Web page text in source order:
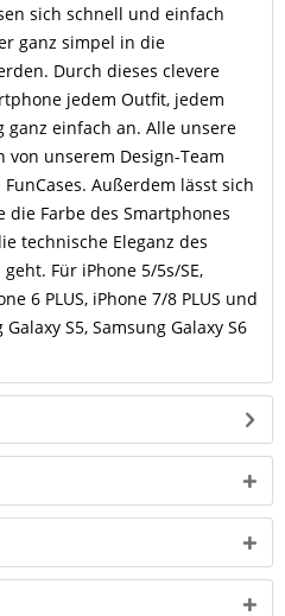
sich schnell und einfach
ganz simpel in die
Durch dieses clevere
jedem Outfit, jedem
ganz einfach an. Alle unsere
unserem Design-Team
Außerdem lässt sich
Farbe des Smartphones
technische Eleganz des
Für iPhone 5/5s/SE,
6 PLUS, iPhone 7/8 PLUS und
S5, Samsung Galaxy S6